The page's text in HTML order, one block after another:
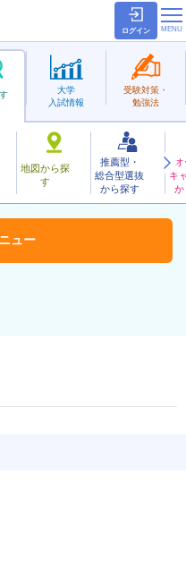
ログイン
地図から探
す
推薦型・
総合型選抜
から探す
キ
か
大学
入試情報
受験対策・
勉強法
お気に入り
ュー